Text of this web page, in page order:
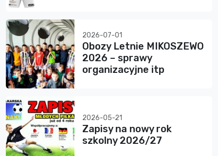
2026-07-01
Obozy Letnie MIKOSZEWO
2026 – sprawy
organizacyjne itp
2026-05-21
Zapisy na nowy rok
szkolny 2026/27